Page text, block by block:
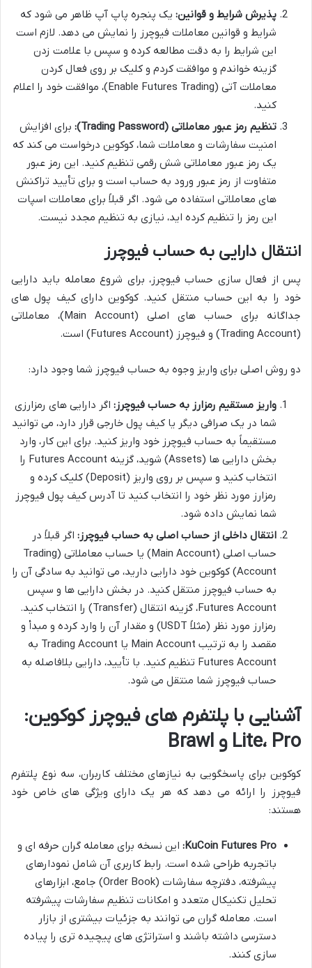
پذیرش شرایط و قوانین: یک پنجره پاپ آپ ظاهر می شود که
شرایط و قوانین معاملات فیوچرز را نمایش می دهد. لازم است
این شرایط را به دقت مطالعه کرده و سپس با علامت زدن
گزینه خواندم و موافقت کردم و کلیک بر روی فعال کردن
معاملات آتی (Enable Futures Trading)، موافقت خود را اعلام
کنید.
تنظیم رمز عبور معاملاتی (Trading Password):
برای افزایش
امنیت سفارشات و معاملات شما، کوکوین درخواست می کند که
یک رمز عبور معاملاتی شش رقمی تنظیم کنید. این رمز عبور
متفاوت از رمز عبور ورود به حساب است و برای تأیید تراکنش
های معاملاتی استفاده می شود. اگر قبلاً برای معاملات اسپات
این رمز را تنظیم کرده اید، نیازی به تنظیم مجدد نیست.
انتقال دارایی به حساب فیوچرز
پس از فعال سازی حساب فیوچرز، برای شروع معامله باید دارایی
خود را به این حساب منتقل کنید. کوکوین دارای کیف پول های
جداگانه برای حساب های اصلی (Main Account)، معاملاتی
(Trading Account) و فیوچرز (Futures Account) است.
دو روش اصلی برای واریز وجوه به حساب فیوچرز شما وجود دارد:
واریز مستقیم رمزارز به حساب فیوچرز: اگر دارایی های رمزارزی
شما در یک صرافی دیگر یا کیف پول خارجی قرار دارد، می توانید
مستقیماً به حساب فیوچرز خود واریز کنید. برای این کار، وارد
بخش دارایی ها (Assets) شوید، گزینه Futures Account را
انتخاب کنید و سپس بر روی واریز (Deposit) کلیک کرده و
رمزارز مورد نظر خود را انتخاب کنید تا آدرس کیف پول فیوچرز
شما نمایش داده شود.
انتقال داخلی از حساب اصلی به حساب فیوچرز: اگر قبلاً در
حساب اصلی (Main Account) یا حساب معاملاتی (Trading
Account) کوکوین خود دارایی دارید، می توانید به سادگی آن را
به حساب فیوچرز منتقل کنید. در بخش دارایی ها و سپس
Futures Account، گزینه انتقال (Transfer) را انتخاب کنید.
رمزارز مورد نظر (مثلاً USDT) و مقدار آن را وارد کرده و مبدأ و
مقصد را به ترتیب Main Account یا Trading Account به
Futures Account تنظیم کنید. با تأیید، دارایی بلافاصله به
حساب فیوچرز شما منتقل می شود.
آشنایی با پلتفرم های فیوچرز کوکوین:
Lite، Pro و Brawl
کوکوین برای پاسخگویی به نیازهای مختلف کاربران، سه نوع پلتفرم
فیوچرز را ارائه می دهد که هر یک دارای ویژگی های خاص خود
هستند:
KuCoin Futures Pro: این نسخه برای معامله گران حرفه ای و
باتجربه طراحی شده است. رابط کاربری آن شامل نمودارهای
پیشرفته، دفترچه سفارشات (Order Book) جامع، ابزارهای
تحلیل تکنیکال متعدد و امکانات تنظیم سفارشات پیشرفته
است. معامله گران می توانند به جزئیات بیشتری از بازار
دسترسی داشته باشند و استراتژی های پیچیده تری را پیاده
سازی کنند.